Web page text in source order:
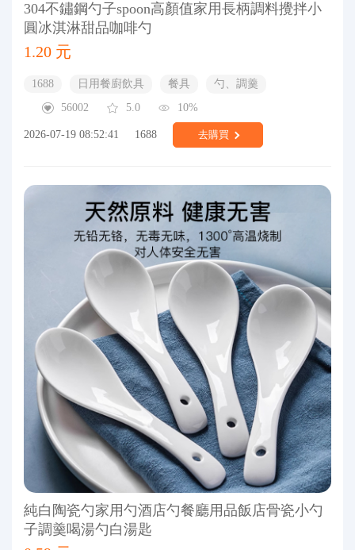
304不鏽鋼勺子spoon高顏值家用長柄調料攪拌小
圓冰淇淋甜品咖啡勺
1.20 元
1688 日用餐廚飲具 餐具
勺、調羹
56002
5.0 10%
2026-07-19 08:52:41 1688 去購買
純白陶瓷勺家用勺酒店勺餐廳用品飯店骨瓷小勺
子調羹喝湯勺白湯匙